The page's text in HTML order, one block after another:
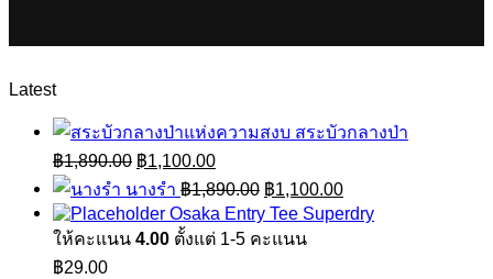
Latest
สระบัวกลางป่า
฿1,890.00 Original
price
was:
฿1,890.00.
฿1,100.00Current
price
is:
฿1,100.00.
นางรำ ฿1,890.00 Original
price
was:
฿1,890.00.
฿1,100.00Current
price
is:
Osaka Entry Tee Superdry
ให้คะแนน 4.00 ตั้งแต่ 1-5 คะแนน
฿29.00